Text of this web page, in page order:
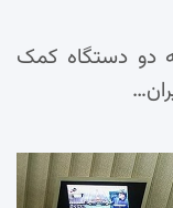
دو دستگاه کمک